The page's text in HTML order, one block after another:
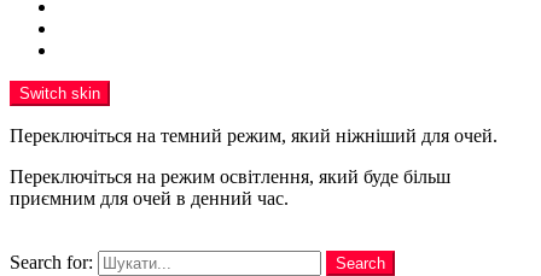
Switch skin
Переключіться на темний режим, який ніжніший для очей.
Переключіться на режим освітлення, який буде більш
приємним для очей в денний час.
Search for:
Search